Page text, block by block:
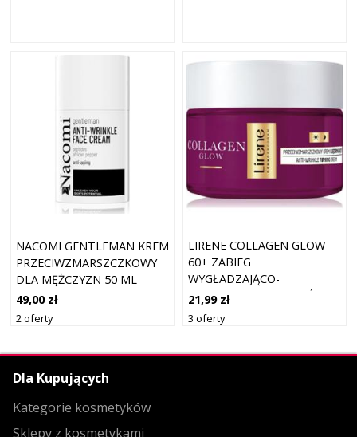
NACOMI GENTLEMAN KREM
PRZECIWZMARSZCZKOWY
DLA MĘŻCZYZN 50 ML
49,00 zł
2 oferty
LIRENE COLLAGEN GLOW
60+ ZABIEG
WYGŁADZAJĄCO-
UJĘDRNIAJĄCY DLA SKÓRY
DOJRZAŁEJ 50 ML
21,99 zł
3 oferty
Dla Kupujących
Kategorie kosmetyków
Sklepy z kosmetykami